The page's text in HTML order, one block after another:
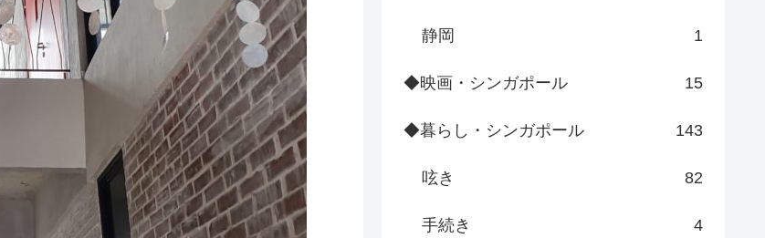
静岡 1
◆映画・シンガポール 15
◆暮らし・シンガポール 143
呟き 82
手続き 4